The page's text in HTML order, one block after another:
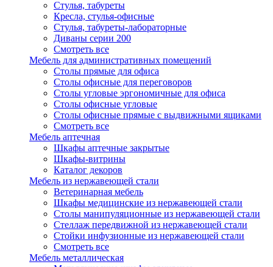
Стулья, табуреты
Кресла, стулья-офисные
Стулья, табуреты-лабораторные
Диваны серии 200
Смотреть все
Мебель для административных помещений
Столы прямые для офиса
Столы офисные для переговоров
Столы угловые эргономичные для офиса
Столы офисные угловые
Столы офисные прямые с выдвижными ящиками
Смотреть все
Мебель аптечная
Шкафы аптечные закрытые
Шкафы-витрины
Каталог декоров
Мебель из нержавеющей стали
Ветеринарная мебель
Шкафы медицинские из нержавеющей стали
Столы манипуляционные из нержавеющей стали
Стеллаж передвижной из нержавеющей стали
Стойки инфузионные из нержавеющей стали
Смотреть все
Мебель металлическая